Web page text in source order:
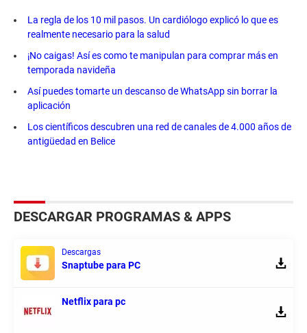
La regla de los 10 mil pasos. Un cardiólogo explicó lo que es
realmente necesario para la salud
¡No caigas! Así es como te manipulan para comprar más en
temporada navideña
Así puedes tomarte un descanso de WhatsApp sin borrar la
aplicación
Los científicos descubren una red de canales de 4.000 años de
antigüedad en Belice
DESCARGAR PROGRAMAS & APPS
Descargas
Snaptube para PC
Netflix para pc